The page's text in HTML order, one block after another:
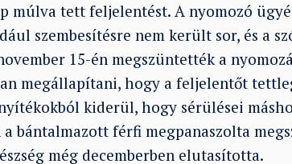
múlva tett feljelentést. A nyomozó
szembesítésre nem került sor, és a
15-én megszüntették a
megállapítani, hogy a feljelentőt
kiderül, hogy sérülései
a bántalmazott férfi megpanaszolta
még decemberben elutasította.